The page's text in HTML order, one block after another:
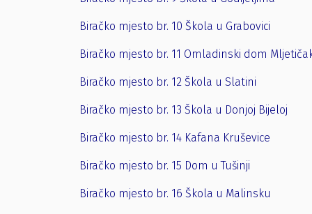
Biračko mjesto br. 10 Škola u Grabovici
Biračko mjesto br. 11 Omladinski dom
Biračko mjesto br. 12 Škola u Slatini
Biračko mjesto br. 13 Škola u Donjoj Bijeloj
Biračko mjesto br. 14 Kafana Kruševice
Biračko mjesto br. 15 Dom u Tušinji
Biračko mjesto br. 16 Škola u Malinsku